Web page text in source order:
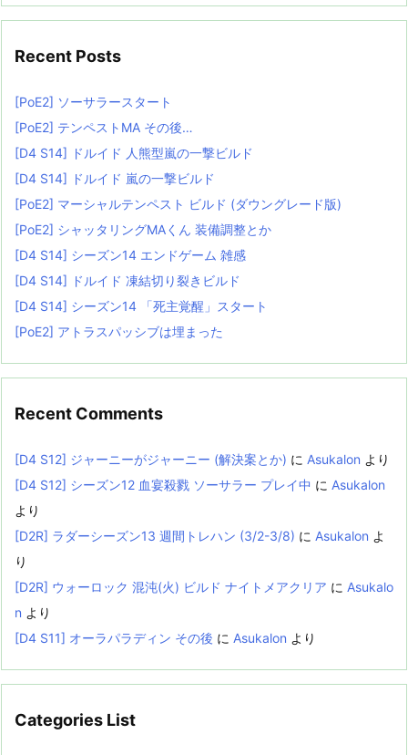
Recent Posts
[PoE2] ソーサラースタート
[PoE2] テンペストMA その後…
[D4 S14] ドルイド 人熊型嵐の一撃ビルド
[D4 S14] ドルイド 嵐の一撃ビルド
[PoE2] マーシャルテンペスト ビルド (ダウングレード版)
[PoE2] シャッタリングMAくん 装備調整とか
[D4 S14] シーズン14 エンドゲーム 雑感
[D4 S14] ドルイド 凍結切り裂きビルド
[D4 S14] シーズン14 「死主覚醒」スタート
[PoE2] アトラスパッシブは埋まった
Recent Comments
[D4 S12] ジャーニーがジャーニー (解決案とか) に Asukalon より
[D4 S12] シーズン12 血宴殺戮 ソーサラー プレイ中 に Asukalon
より
[D2R] ラダーシーズン13 週間トレハン (3/2-3/8) に Asukalon よ
り
[D2R] ウォーロック 混沌(火) ビルド ナイトメアクリア に Asukalo
n より
[D4 S11] オーラパラディン その後 に Asukalon より
Categories List